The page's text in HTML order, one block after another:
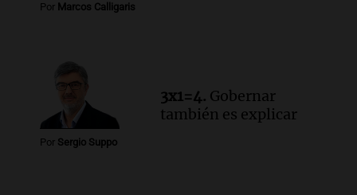
Por Marcos Calligaris
Por Sergio Suppo
3x1=4. Gobernar
también es explicar